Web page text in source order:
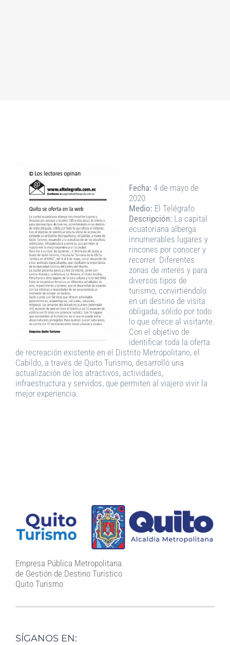
Fecha: 4 de mayo de
2020
Medio: El Telégrafo
Descripción: La capital
ecuatoriana alberga
innumerables lugares y
rincones por conocer y
recorrer. Diferentes
zonas de interés y para
diversos tipos de
turismo, convirtiéndolo
en un destino de visita
obligada, sólido por todo
lo que ofrece al visitante.
Con el objetivo de
identificar toda la oferta
de recreación existente en el Distrito Metropolitano, el
Cabildo, a través de Quito Turismo, desarrolló una
actualización de los atractivos, actividades,
infraestructura y servidos, que permiten al viajero vivir la
mejor experiencia.
Empresa Pública Metropolitana
de Gestión de Destino Turístico
Quito Turismo
SÍGANOS EN: